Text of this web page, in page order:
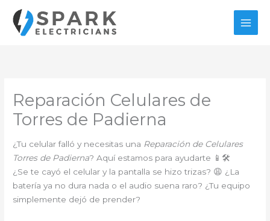
contenido
Reparación Celulares de
Torres de Padierna
¿Tu celular falló y necesitas una Reparación de Celulares
Torres de Padierna? Aquí estamos para ayudarte 📱🛠️
¿Se te cayó el celular y la pantalla se hizo trizas? 😩 ¿La
batería ya no dura nada o el audio suena raro? ¿Tu equipo
simplemente dejó de prender?